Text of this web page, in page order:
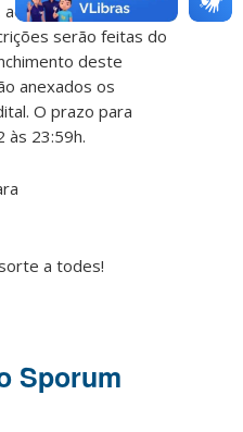
o Edital de
serão feitas do
deste
anexados os
O prazo para
às 23:59h.
a todes!
Sporum